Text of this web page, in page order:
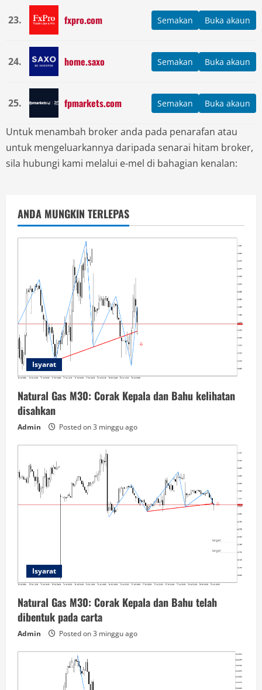
23. fxpro.com Semakan Buka akaun
24. home.saxo Semakan Buka akaun
25. fpmarkets.com Semakan Buka akaun
Untuk menambah broker anda pada penarafan atau
untuk mengeluarkannya daripada senarai hitam broker,
sila hubungi kami melalui e-mel di bahagian kenalan:
ANDA MUNGKIN TERLEPAS
Isyarat
Natural Gas M30: Corak Kepala dan Bahu kelihatan
disahkan
Admin Posted on 3 minggu ago
Isyarat
Natural Gas M30: Corak Kepala dan Bahu telah
dibentuk pada carta
Admin Posted on 3 minggu ago